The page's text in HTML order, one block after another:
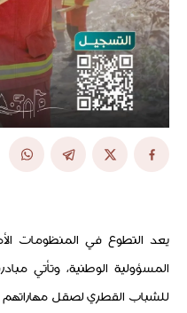
يعد التطوع في المنظومات
المسؤولية الوطنية، وتأتي
للشباب القطري لصقل